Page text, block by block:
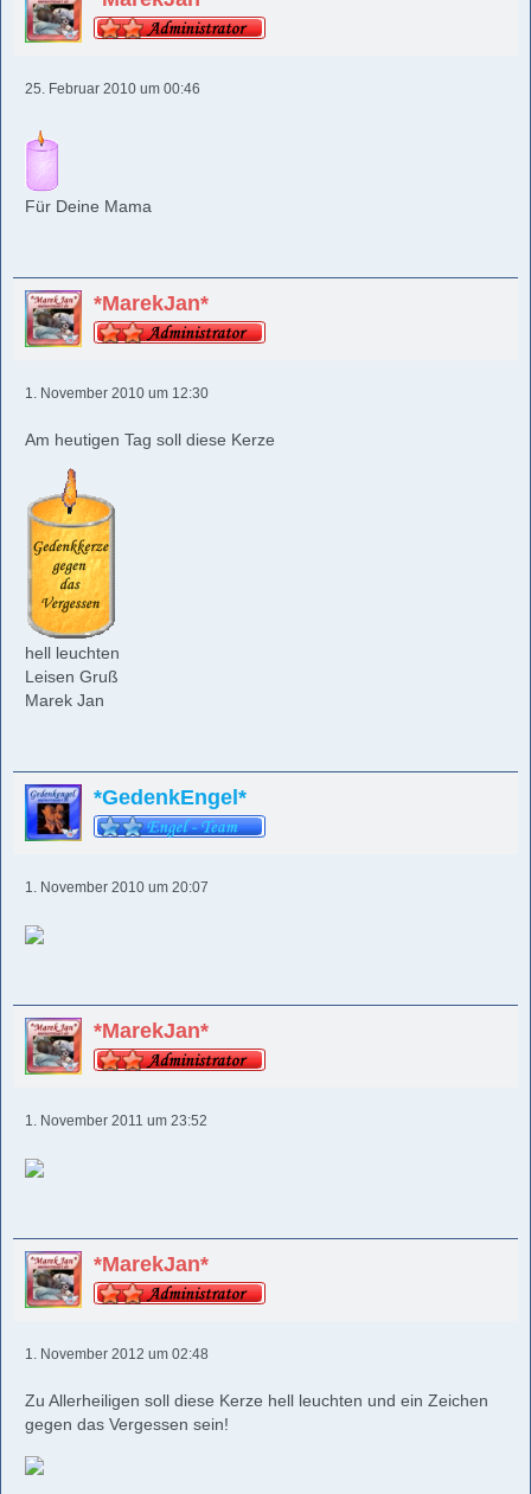
25. Februar 2010 um 00:46
Für Deine Mama
*MarekJan*
1. November 2010 um 12:30
Am heutigen Tag soll diese Kerze
hell leuchten
Leisen Gruß
Marek Jan
*GedenkEngel*
1. November 2010 um 20:07
*MarekJan*
1. November 2011 um 23:52
*MarekJan*
1. November 2012 um 02:48
Zu Allerheiligen soll diese Kerze hell leuchten und ein Zeichen
gegen das Vergessen sein!